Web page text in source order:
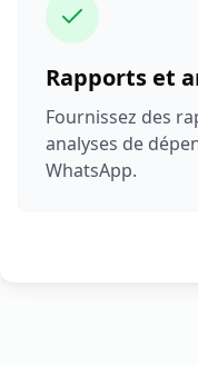
Rapports et
Fournissez des
analyses de
WhatsApp.